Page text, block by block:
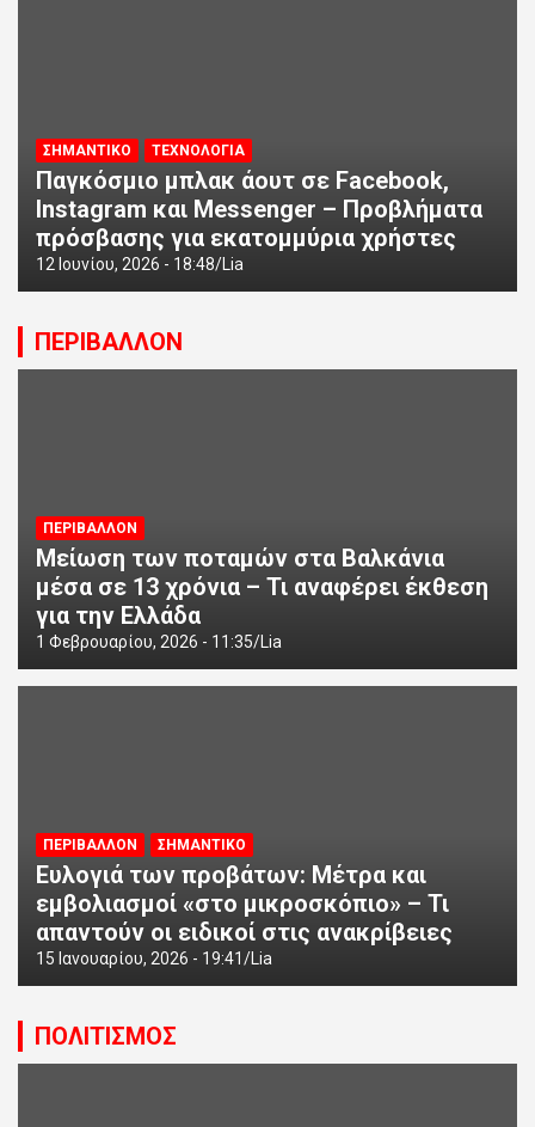
ΣΗΜΑΝΤΙΚΟ ΤΕΧΝΟΛΟΓΙΑ
Παγκόσμιο μπλακ άουτ σε Facebook,
Instagram και Messenger – Προβλήματα
πρόσβασης για εκατομμύρια χρήστες
12 Ιουνίου, 2026 - 18:48 Lia
ΠΕΡΙΒΑΛΛΟΝ
ΠΕΡΙΒΑΛΛΟΝ
Μείωση των ποταμών στα Βαλκάνια
μέσα σε 13 χρόνια – Τι αναφέρει έκθεση
για την Ελλάδα
1 Φεβρουαρίου, 2026 - 11:35 Lia
ΠΕΡΙΒΑΛΛΟΝ ΣΗΜΑΝΤΙΚΟ
Ευλογιά των προβάτων: Μέτρα και
εμβολιασμοί «στο μικροσκόπιο» – Τι
απαντούν οι ειδικοί στις ανακρίβειες
15 Ιανουαρίου, 2026 - 19:41 Lia
ΠΟΛΙΤΙΣΜΟΣ